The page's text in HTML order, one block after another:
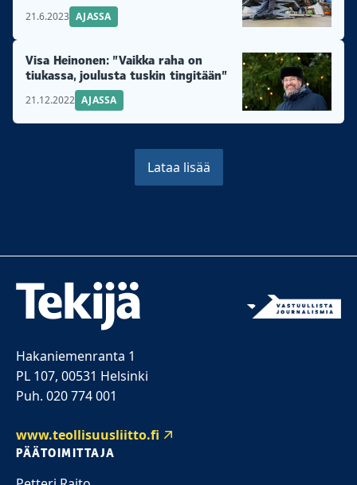
21.6.2023 AJASSA
Visa Heinonen: ”Vaikka raha on
tiukassa, joulusta tuskin tingitään”
21.12.2022 AJASSA
Lataa lisää
Hakaniemenranta 1
PL 107, 00531 Helsinki
Puh. 020 774 001
www.teollisuusliitto.fi
PÄÄTOIMITTAJA